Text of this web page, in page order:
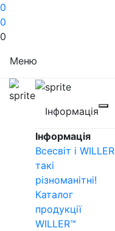
0
0
0
Меню
Інформація
Інформація
Всесвіт і WILLER
такі
різноманітні!
Каталог
продукції
WILLER™